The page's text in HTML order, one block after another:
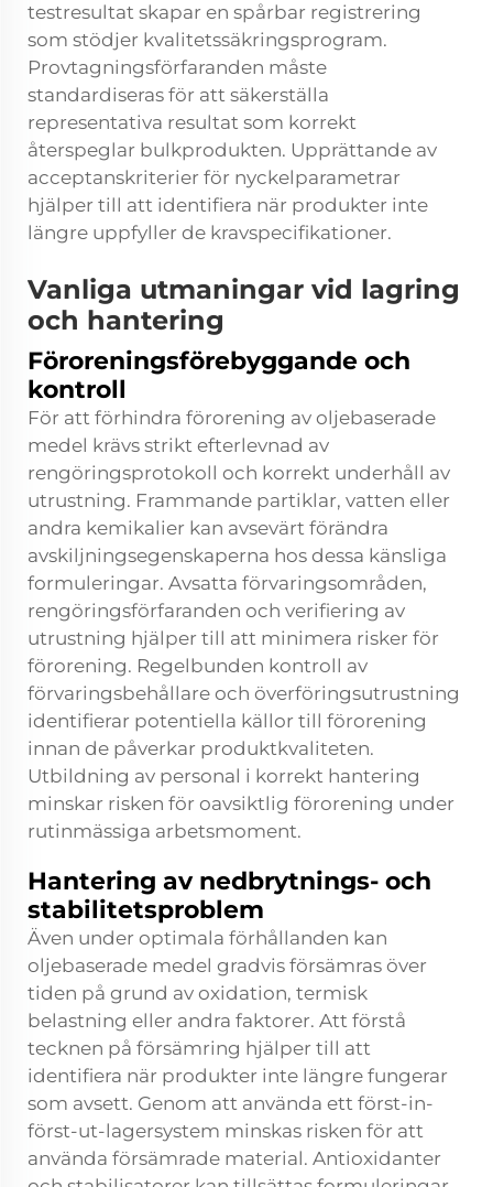
testresultat skapar en spårbar registrering
som stödjer kvalitetssäkringsprogram.
Provtagningsförfaranden måste
standardiseras för att säkerställa
representativa resultat som korrekt
återspeglar bulkprodukten. Upprättande av
acceptanskriterier för nyckelparametrar
hjälper till att identifiera när produkter inte
längre uppfyller de kravspecifikationer.
Vanliga utmaningar vid lagring
och hantering
Föroreningsförebyggande och
kontroll
För att förhindra förorening av oljebaserade
medel krävs strikt efterlevnad av
rengöringsprotokoll och korrekt underhåll av
utrustning. Frammande partiklar, vatten eller
andra kemikalier kan avsevärt förändra
avskiljningsegenskaperna hos dessa känsliga
formuleringar. Avsatta förvaringsområden,
rengöringsförfaranden och verifiering av
utrustning hjälper till att minimera risker för
förorening. Regelbunden kontroll av
förvaringsbehållare och överföringsutrustning
identifierar potentiella källor till förorening
innan de påverkar produktkvaliteten.
Utbildning av personal i korrekt hantering
minskar risken för oavsiktlig förorening under
rutinmässiga arbetsmoment.
Hantering av nedbrytnings- och
stabilitetsproblem
Även under optimala förhållanden kan
oljebaserade medel gradvis försämras över
tiden på grund av oxidation, termisk
belastning eller andra faktorer. Att förstå
tecknen på försämring hjälper till att
identifiera när produkter inte längre fungerar
som avsett. Genom att använda ett först-in-
först-ut-lagersystem minskas risken för att
använda försämrade material. Antioxidanter